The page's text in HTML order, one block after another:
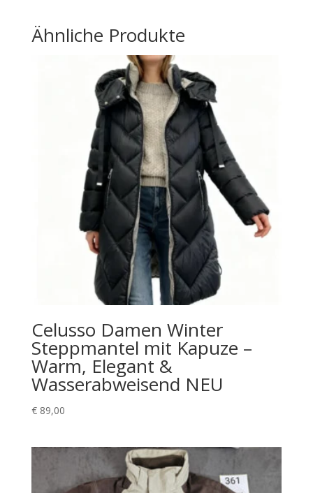
Ähnliche Produkte
Celusso Damen Winter
Steppmantel mit Kapuze –
Warm, Elegant &
Wasserabweisend NEU
€89,00